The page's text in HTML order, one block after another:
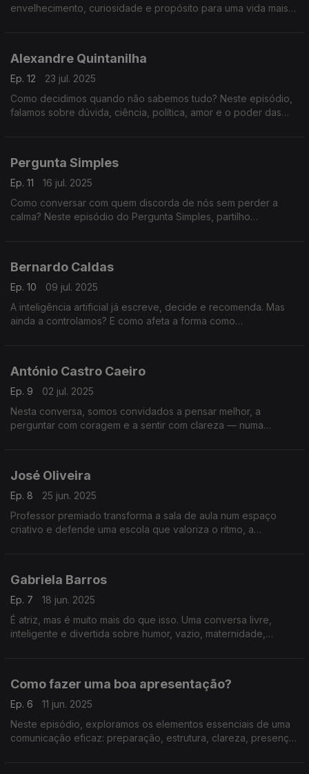
envelhecimento, curiosidade e propósito para uma vida mais
Alexandre Quintanilha
Ep. 12
23 jul. 2025
Como decidimos quando não sabemos tudo? Neste episódio,
falamos sobre dúvida, ciência, política, amor e o poder das
Pergunta Simples
Ep. 11
16 jul. 2025
Como conversar com quem discorda de nós sem perder a
calma? Neste episódio do Pergunta Simples, partilho
Bernardo Caldas
Ep. 10
09 jul. 2025
A inteligência artificial já escreve, decide e recomenda. Mas
ainda a controlamos? E como afeta a forma como
António Castro Caeiro
Ep. 9
02 jul. 2025
Nesta conversa, somos convidados a pensar melhor, a
perguntar com coragem e a sentir com clareza — numa
José Oliveira
Ep. 8
25 jun. 2025
Professor premiado transforma a sala de aula num espaço
criativo e defende uma escola que valoriza o ritmo, a
Gabriela Barros
Ep. 7
18 jun. 2025
É atriz, mas é muito mais do que isso. Uma conversa livre,
inteligente e divertida sobre humor, vazio, maternidade,
Como fazer uma boa apresentação?
Ep. 6
11 jun. 2025
Neste episódio, exploramos os elementos essenciais de uma
comunicação eficaz: preparação, estrutura, clareza, presença